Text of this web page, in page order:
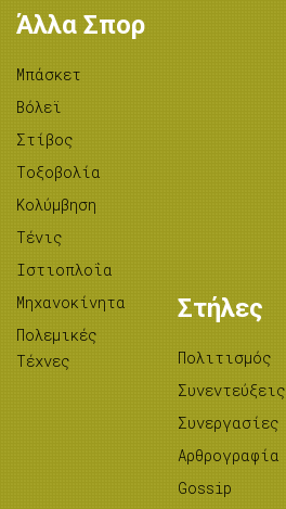
Άλλα Σπορ
Μπάσκετ
Βόλεϊ
Στίβος
Tοξοβολία
Κολύμβηση
Τένις
Ιστιοπλοΐα
Μηχανοκίνητα
Πολεμικές
Τέχνες
Στήλες
Πολιτισμός
Συνεντεύξεις
Συνεργασίες
Αρθρογραφία
Gossip